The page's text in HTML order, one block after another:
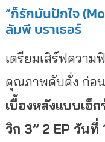
“ก็รักมันปักใจ
ลัมพี บราเธอร์
เตรียมเสิร์ฟควา
คุณภาพคับคั่ง ก่อ
เบื้องหลังแบบเอ็
วิก 3” 2 EP วันที่